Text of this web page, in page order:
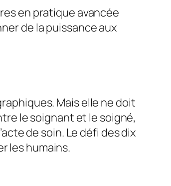
en pratique avancée
de la puissance aux
Mais elle ne doit
le soignant et le soigné,
de soin. Le défi des dix
les humains.